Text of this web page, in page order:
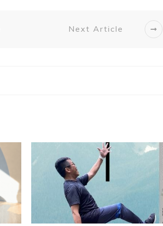
Next Article